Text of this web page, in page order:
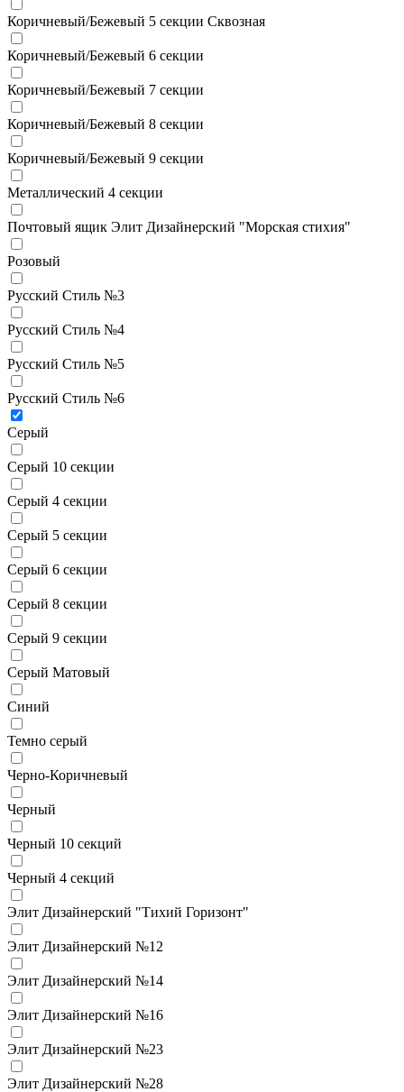
Коричневый/Бежевый 5 секции Сквозная
Коричневый/Бежевый 6 секции
Коричневый/Бежевый 7 секции
Коричневый/Бежевый 8 секции
Коричневый/Бежевый 9 секции
Металлический 4 секции
Почтовый ящик Элит Дизайнерский "Морская стихия"
Розовый
Русский Стиль №3
Русский Стиль №4
Русский Стиль №5
Русский Стиль №6
Серый
Серый 10 секции
Серый 4 секции
Серый 5 секции
Серый 6 секции
Серый 8 секции
Серый 9 секции
Серый Матовый
Синий
Темно серый
Черно-Коричневый
Черный
Черный 10 секций
Черный 4 секций
Элит Дизайнерский "Тихий Горизонт"
Элит Дизайнерский №12
Элит Дизайнерский №14
Элит Дизайнерский №16
Элит Дизайнерский №23
Элит Дизайнерский №28